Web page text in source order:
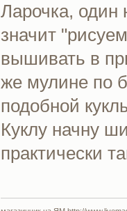
Ларочка, один
значит
вышивать в
же мулине по
подобной
Куклу начну
практически